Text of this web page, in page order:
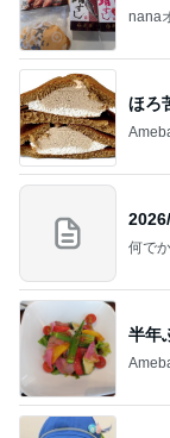
nana
ほろ
何で
半年